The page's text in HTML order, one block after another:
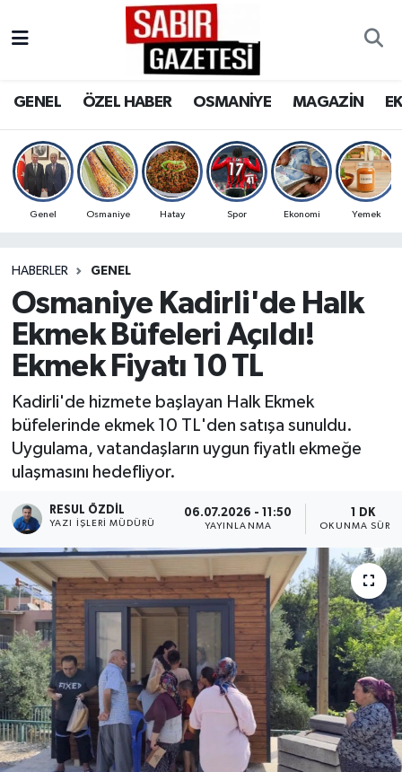
GENEL ÖZEL HABER OSMANİYE MAGAZİN
Genel Osmaniye Hatay Spor Ekonomi Yemek
HABERLER GENEL
Osmaniye Kadirli'de Halk
Ekmek Büfeleri Açıldı!
Ekmek Fiyatı 10 TL
Kadirli'de hizmete başlayan Halk Ekmek
büfelerinde ekmek 10 TL'den satışa sunuldu.
Uygulama, vatandaşların uygun fiyatlı ekmeğe
ulaşmasını hedefliyor.
RESUL ÖZDIL
YAZI İŞLERI MÜDÜRÜ
06.07.2026 - 11:50
YAYINLANMA
1 DK
OKUNMA
OSMANİYE
MAGAZİN
SPOR
RESMİ İLANLAR
Osmaniye Nöbetçi Eczaneler
Osmaniye Trafik Yoğunluk Haritası
Süper Lig Puan Durumu ve Fikstür
Son Dakika Haberleri
Haber Arşivi